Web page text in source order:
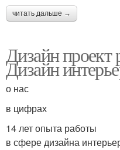
читать дальше →
Дизайн проект
Дизайн
о нас
в цифрах
14 лет опыта работы
в сфере дизайна